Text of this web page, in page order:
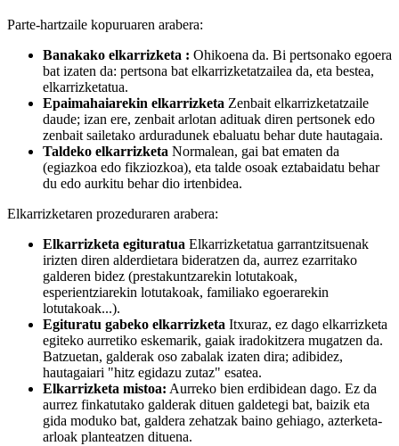
Parte-hartzaile kopuruaren arabera:
Banakako elkarrizketa : Ohikoena da. Bi pertsonako egoera
bat izaten da: pertsona bat elkarrizketatzailea da, eta bestea,
elkarrizketatua.
Epaimahaiarekin elkarrizketa Zenbait elkarrizketatzaile
daude; izan ere, zenbait arlotan adituak diren pertsonek edo
zenbait sailetako arduradunek ebaluatu behar dute hautagaia.
Taldeko elkarrizketa Normalean, gai bat ematen da
(egiazkoa edo fikziozkoa), eta talde osoak eztabaidatu behar
du edo aurkitu behar dio irtenbidea.
Elkarrizketaren prozeduraren arabera:
Elkarrizketa egituratua Elkarrizketatua garrantzitsuenak
irizten diren alderdietara bideratzen da, aurrez ezarritako
galderen bidez (prestakuntzarekin lotutakoak,
esperientziarekin lotutakoak, familiako egoerarekin
lotutakoak...).
Egituratu gabeko elkarrizketa Itxuraz, ez dago elkarrizketa
egiteko aurretiko eskemarik, gaiak iradokitzera mugatzen da.
Batzuetan, galderak oso zabalak izaten dira; adibidez,
hautagaiari "hitz egidazu zutaz" esatea.
Elkarrizketa mistoa: Aurreko bien erdibidean dago. Ez da
aurrez finkatutako galderak dituen galdetegi bat, baizik eta
gida moduko bat, galdera zehatzak baino gehiago, azterketa-
arloak planteatzen dituena.